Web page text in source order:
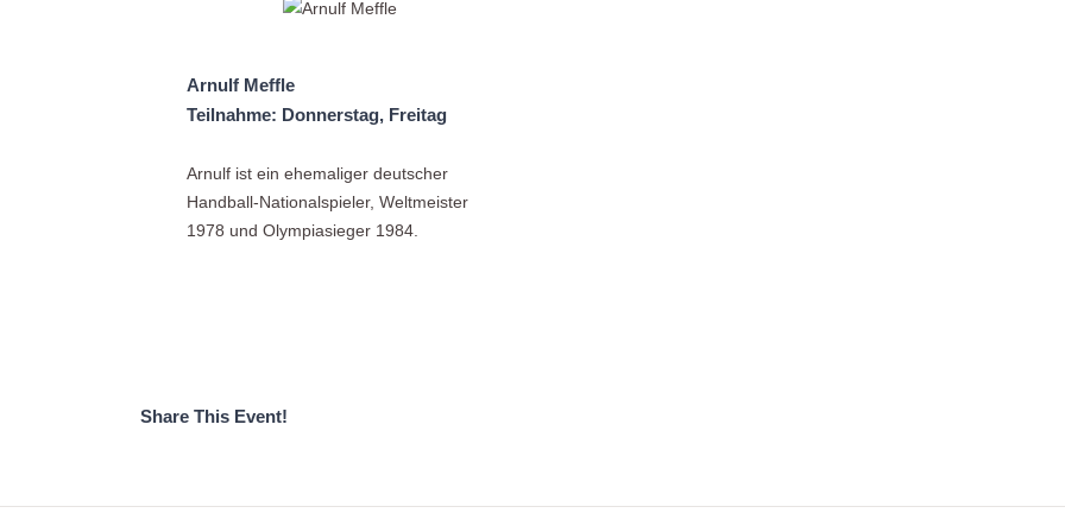
Arnulf Meffle
Teilnahme: Donnerstag, Freitag
Arnulf ist ein ehemaliger deutscher
Handball-Nationalspieler, Weltmeister
1978 und Olympiasieger 1984.
Share This Event!